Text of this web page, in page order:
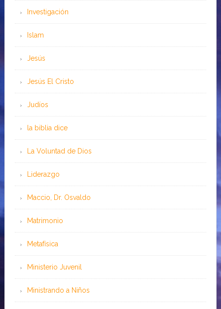
Investigación
Islam
Jesús
Jesús El Cristo
Judíos
la biblia dice
La Voluntad de Dios
Liderazgo
Maccio, Dr. Osvaldo
Matrimonio
Metafísica
Ministerio Juvenil
Ministrando a Niños